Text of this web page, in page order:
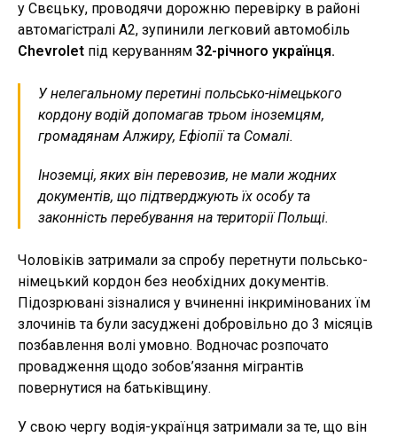
у Свєцьку, проводячи дорожню перевірку в районі
автомагістралі А2, зупинили легковий автомобіль
Chevrolet під керуванням 32-річного українця.
У нелегальному перетині польсько-німецького
кордону водій допомагав трьом іноземцям,
громадянам Алжиру, Ефіопії та Сомалі.
Іноземці, яких він перевозив, не мали жодних
документів, що підтверджують їх особу та
законність перебування на території Польщі.
Чоловіків затримали за спробу перетнути польсько-
німецький кордон без необхідних документів.
Підозрювані зізналися у вчиненні інкримінованих їм
злочинів та були засуджені добровільно до 3 місяців
позбавлення волі умовно. Водночас розпочато
провадження щодо зобов’язання мігрантів
повернутися на батьківщину.
У свою чергу водія-українця затримали за те, що він